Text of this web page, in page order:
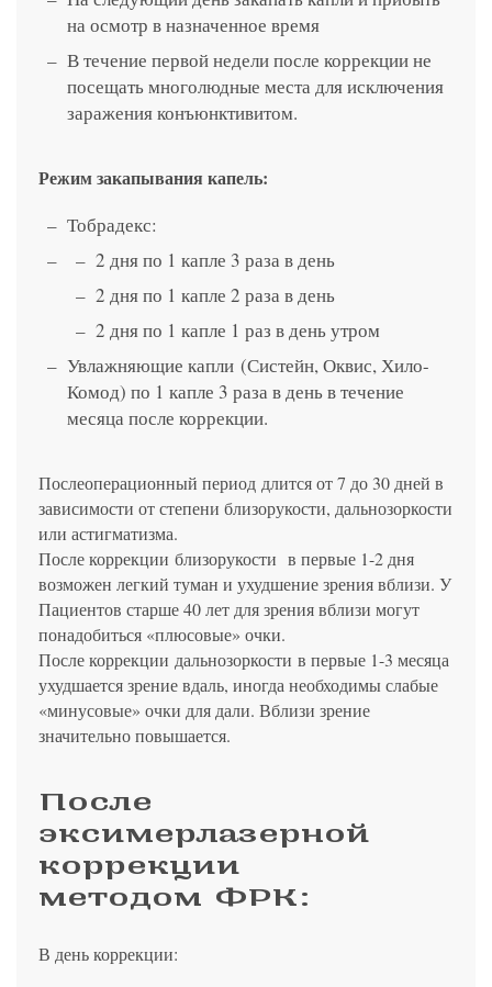
на осмотр в назначенное время
В течение первой недели после коррекции не
посещать многолюдные места для исключения
заражения конъюнктивитом.
Режим закапывания капель:
Тобрадекс:
2 дня по 1 капле 3 раза в день
2 дня по 1 капле 2 раза в день
2 дня по 1 капле 1 раз в день утром
Увлажняющие капли (Систейн, Оквис, Хило-
Комод) по 1 капле 3 раза в день в течение
месяца после коррекции.
Послеоперационный период длится от 7 до 30 дней в
зависимости от степени близорукости, дальнозоркости
или астигматизма.
После коррекции близорукости в первые 1-2 дня
возможен легкий туман и ухудшение зрения вблизи. У
Пациентов старше 40 лет для зрения вблизи могут
понадобиться «плюсовые» очки.
После коррекции дальнозоркости в первые 1-3 месяца
ухудшается зрение вдаль, иногда необходимы слабые
«минусовые» очки для дали. Вблизи зрение
значительно повышается.
После
эксимерлазерной
коррекции
методом ФРК:
В день коррекции: